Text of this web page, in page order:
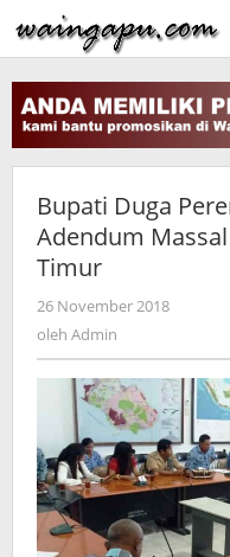
ke
konten
Bupati Duga
Adendum
Timur
26 November 2018
oleh Admin